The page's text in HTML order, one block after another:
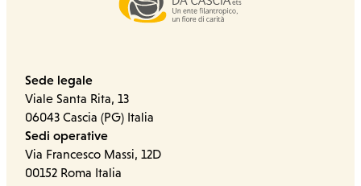
Sede legale
Viale Santa Rita, 13
06043 Cascia (PG) Italia
Sedi operative
Via Francesco Massi, 12D
00152 Roma Italia